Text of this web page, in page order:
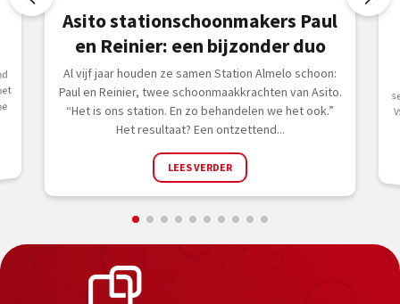
Asito stationschoonmakers Paul
en Reinier: een bijzonder duo
Al vijf jaar houden ze samen Station Almelo schoon:
Paul en Reinier, twee schoonmaakkrachten van Asito.
“Het is ons station. En zo behandelen we het ook.”
Het resultaat? Een ontzettend...
LEES VERDER